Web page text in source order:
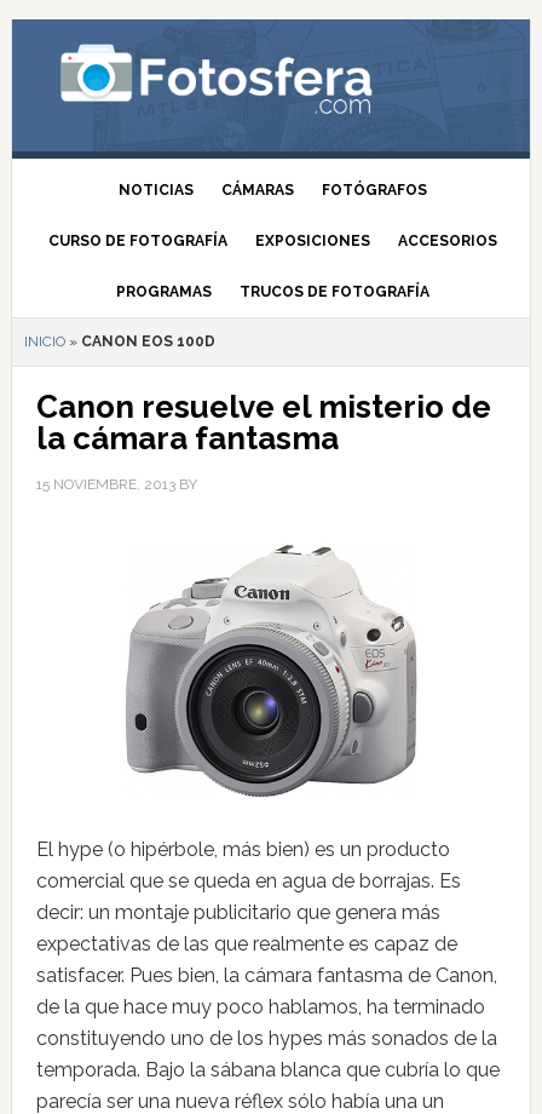
NOTICIAS CÁMARAS FOTÓGRAFOS
CURSO DE FOTOGRAFÍA EXPOSICIONES ACCESORIOS
PROGRAMAS TRUCOS DE FOTOGRAFÍA
INICIO» CANON EOS 100D
Canon resuelve el misterio de
la cámara fantasma
15 NOVIEMBRE, 2013BY
El hype (o hipérbole, más bien) es un producto
comercial que se queda en agua de borrajas. Es
decir: un montaje publicitario que genera más
expectativas de las que realmente es capaz de
satisfacer. Pues bien, la cámara fantasma de Canon,
de la que hace muy poco hablamos, ha terminado
constituyendo uno de los hypes más sonados de la
temporada. Bajo la sábana blanca que cubría lo que
parecía ser una nueva réflex sólo había una un